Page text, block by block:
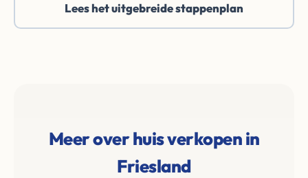
Lees het uitgebreide stappenplan
Meer over huis verkopen in
Friesland